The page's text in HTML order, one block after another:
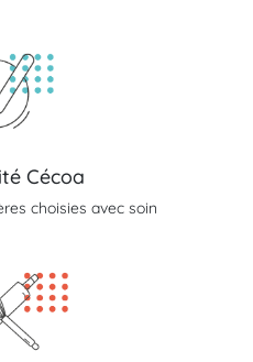
Cécoa
choisies avec soin